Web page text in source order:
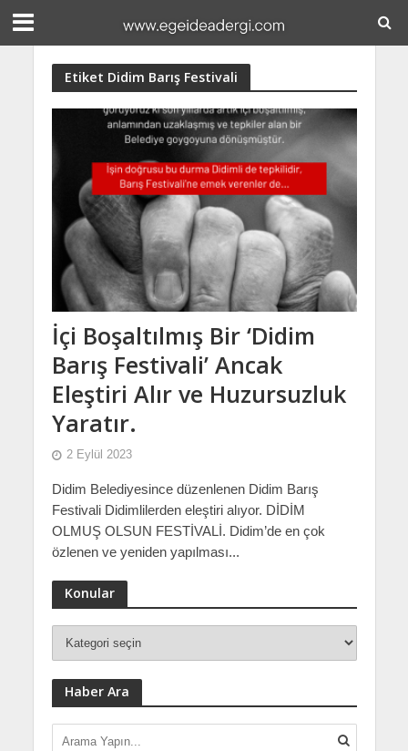
Etiket Didim Barış Festivali
İçi Boşaltılmış Bir ‘Didim
Barış Festivali’ Ancak
Eleştiri Alır ve Huzursuzluk
Yaratır.
2 Eylül 2023
Didim Belediyesince düzenlenen Didim Barış
Festivali Didimlilerden eleştiri alıyor. DİDİM
OLMUŞ OLSUN FESTİVALİ. Didim’de en çok
özlenen ve yeniden yapılması...
Konular
Haber Ara